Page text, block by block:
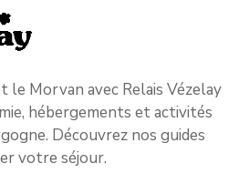
le Morvan avec Relais Vézelay
hébergements et activités
Découvrez nos guides
votre séjour.